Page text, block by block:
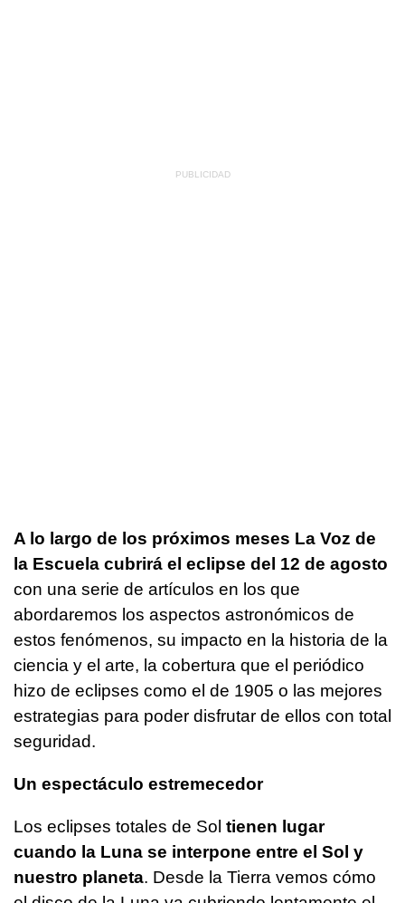
A lo largo de los próximos meses La Voz de
la Escuela cubrirá el eclipse del 12 de agosto
con una serie de artículos en los que
abordaremos los aspectos astronómicos de
estos fenómenos, su impacto en la historia de la
ciencia y el arte, la cobertura que el periódico
hizo de eclipses como el de 1905 o las mejores
estrategias para poder disfrutar de ellos con total
seguridad.
Un espectáculo estremecedor
Los eclipses totales de Sol tienen lugar
cuando la Luna se interpone entre el Sol y
nuestro planeta. Desde la Tierra vemos cómo